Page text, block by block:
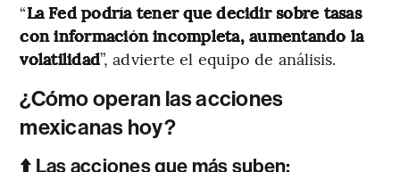
“La Fed podría tener que decidir sobre tasas
con información incompleta, aumentando la
volatilidad”, advierte el equipo de análisis.
¿Cómo operan las acciones
mexicanas hoy?
⬆️ Las acciones que más suben: